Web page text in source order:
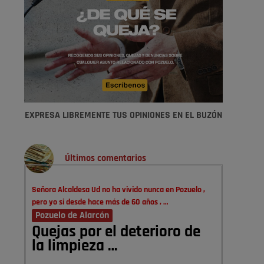
EXPRESA LIBREMENTE TUS OPINIONES EN EL BUZÓN
Últimos comentarios
Señora Alcaldesa Ud no ha vivido nunca en Pozuelo ,
pero yo si desde hace más de 60 años , …
Pozuelo de Alarcón
Quejas por el deterioro de
la limpieza …